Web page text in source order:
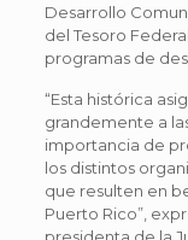
Desarrollo
del Tesoro
programas de
“Esta histórica
grandemente a
importancia de
los distintos
que resulten en
Puerto Rico”,